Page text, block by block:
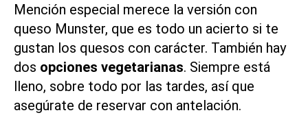
Mención especial merece la versión con
queso Munster, que es todo un acierto si te
gustan los quesos con carácter. También hay
dos opciones vegetarianas. Siempre está
lleno, sobre todo por las tardes, así que
asegúrate de reservar con antelación.